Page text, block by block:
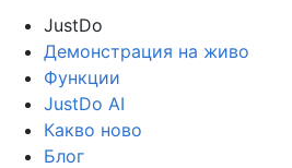
JustDo
Демонстрация на живо
Функции
JustDo AI
Какво ново
Блог